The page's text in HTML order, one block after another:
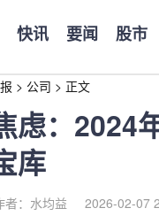
快讯 要闻 股市
> 公司 > 正文
虑：2024
库
者：水均益 2026-02-07